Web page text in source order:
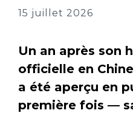
15 juillet 2026
Un an après son
officielle en
a été aperçu en
première fois —